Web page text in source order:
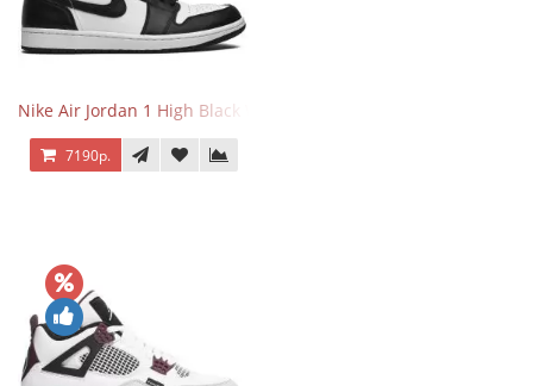
Nike Air Jordan 1 High Black White
7190р.